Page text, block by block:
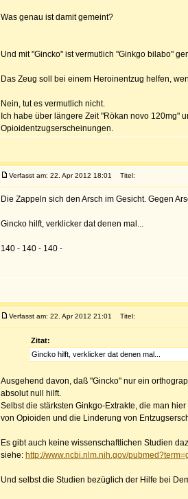
Was genau ist damit gemeint?
Und mit "Gincko" ist vermutlich "Ginkgo bilabo"
Das Zeug soll bei einem Heroinentzug helfen,
Nein, tut es vermutlich nicht.
Ich habe über längere Zeit "Rökan novo 120mg"
Opioidentzugserscheinungen.
Verfasst am: 22. Apr 2012 18:01 Titel:
Die Zappeln sich den Arsch im Gesicht. Gegen
Gincko hilft, verklicker dat denen mal...
140 - 140 - 140 -
Verfasst am: 22. Apr 2012 21:01 Titel:
Zitat:
Gincko hilft, verklicker dat denen mal...
Ausgehend davon, daß "Gincko" nur ein
absolut null hilft.
Selbst die stärksten Ginkgo-Extrakte, die man
von Opioiden und die Linderung von
Es gibt auch keine wissenschaftlichen Studien
siehe: http://www.ncbi.nlm.nih.gov/
Und selbst die Studien bezüglich der Hilfe bei